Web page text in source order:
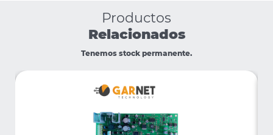
Productos
Relacionados
Tenemos stock permanente.